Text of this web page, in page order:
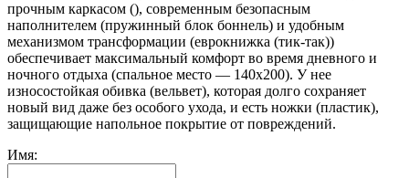
прочным каркасом (), современным безопасным
наполнителем (пружинный блок боннель) и удобным
механизмом трансформации (еврокнижка (тик-так))
обеспечивает максимальный комфорт во время дневного и
ночного отдыха (спальное место — 140x200). У нее
износостойкая обивка (вельвет), которая долго сохраняет
новый вид даже без особого ухода, и есть ножки (пластик),
защищающие напольное покрытие от повреждений.
Имя: